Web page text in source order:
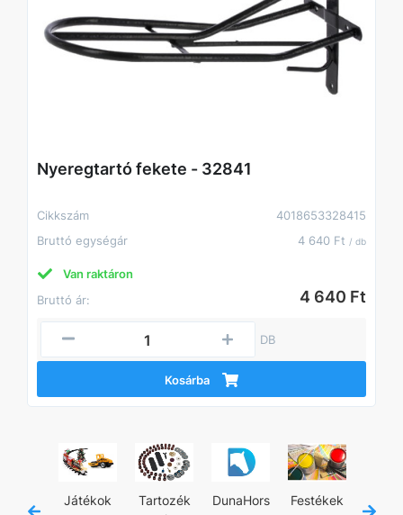
Nyeregtartó fekete - 32841
Cikkszám
4018653328415
Bruttó egységár
4 640 Ft / db
Van raktáron
Bruttó ár:
4 640 Ft
DB
Kosárba
Játékok
Tartozék
DunaHors
Festékek